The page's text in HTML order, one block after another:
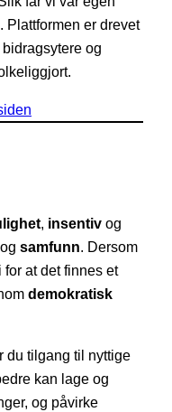
Plattformen er drevet
og
, insentiv og
og samfunn. Dersom
at det finnes et
demokratisk
du tilgang til nyttige
kan lage og
og påvirke